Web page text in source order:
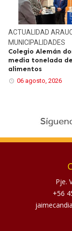
ACTUALIDAD
MUNICIPALIDADES
Colegio Alemán
media tonelada de
alimentos
06 agosto, 2026
Pje.
+56